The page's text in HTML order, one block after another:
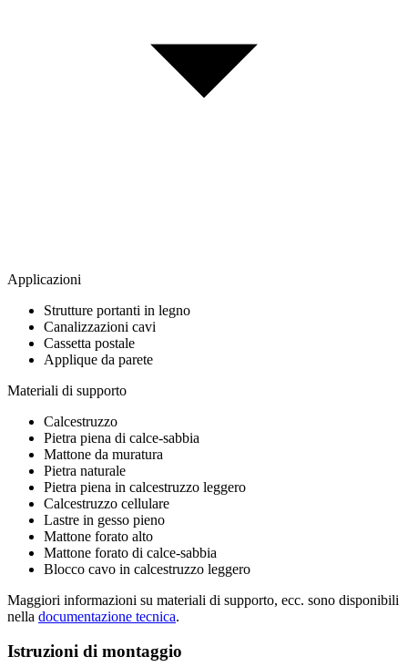
Applicazioni
Strutture portanti in legno
Canalizzazioni cavi
Cassetta postale
Applique da parete
Materiali di supporto
Calcestruzzo
Pietra piena di calce-sabbia
Mattone da muratura
Pietra naturale
Pietra piena in calcestruzzo leggero
Calcestruzzo cellulare
Lastre in gesso pieno
Mattone forato alto
Mattone forato di calce-sabbia
Blocco cavo in calcestruzzo leggero
Maggiori informazioni su materiali di supporto, ecc. sono disponibili
nella documentazione tecnica.
Istruzioni di montaggio